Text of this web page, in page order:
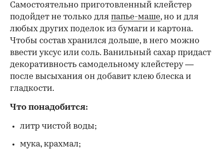
Самостоятельно приготовленный клейстер
подойдет не только для папье-маше, но и для
любых других поделок из бумаги и картона.
Чтобы состав хранился дольше, в него можно
ввести уксус или соль. Ванильный сахар придаст
декоративность самодельному клейстеру —
после высыхания он добавит клею блеска и
гладкости.
Что понадобится:
литр чистой воды;
мука, крахмал;